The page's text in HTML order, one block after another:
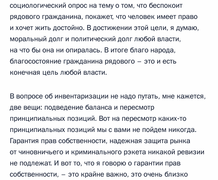
социологический опрос на тему о том, что беспокоит
рядового гражданина, покажет, что человек имеет право
и хочет жить достойно. В достижении этой цели, я думаю,
моральный долг и политический долг любой власти,
на что бы она ни опиралась. В итоге благо народа,
благосостояние гражданина рядового – это и есть
конечная цель любой власти.
В вопросе об инвентаризации не надо путать, мне кажется,
две вещи: подведение баланса и пересмотр
принципиальных позиций. Вот на пересмотр каких‑то
принципиальных позиций мы с вами не пойдем никогда.
Гарантия прав собственности, надежная защита рынка
от чиновничьего и криминального рэкета никакой ревизии
не подлежат. И вот то, что я говорю о гарантии прав
собственности, – это крайне важно, это очень близко